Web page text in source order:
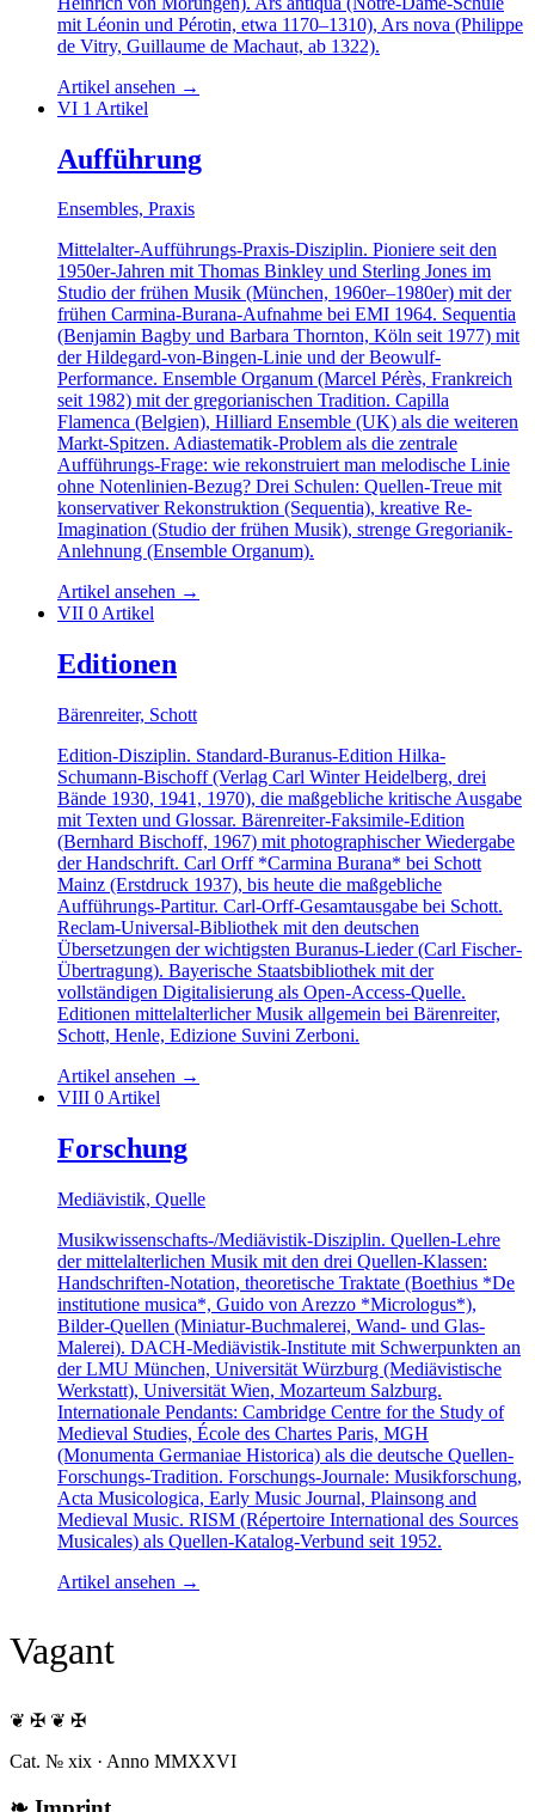
mit Léonin und Pérotin, etwa 1170–1310), Ars nova (Philippe
de Vitry, Guillaume de Machaut, ab 1322).
Artikel ansehen →
VI 1 Artikel
Aufführung
Ensembles, Praxis
Mittelalter-Aufführungs-Praxis-Disziplin. Pioniere seit den
1950er-Jahren mit Thomas Binkley und Sterling Jones im
Studio der frühen Musik (München, 1960er–1980er) mit der
frühen Carmina-Burana-Aufnahme bei EMI 1964. Sequentia
(Benjamin Bagby und Barbara Thornton, Köln seit 1977) mit
der Hildegard-von-Bingen-Linie und der Beowulf-
Performance. Ensemble Organum (Marcel Pérès, Frankreich
seit 1982) mit der gregorianischen Tradition. Capilla
Flamenca (Belgien), Hilliard Ensemble (UK) als die weiteren
Markt-Spitzen. Adiastematik-Problem als die zentrale
Aufführungs-Frage: wie rekonstruiert man melodische Linie
ohne Notenlinien-Bezug? Drei Schulen: Quellen-Treue mit
konservativer Rekonstruktion (Sequentia), kreative Re-
Imagination (Studio der frühen Musik), strenge Gregorianik-
Anlehnung (Ensemble Organum).
Artikel ansehen →
VII 0 Artikel
Editionen
Bärenreiter, Schott
Edition-Disziplin. Standard-Buranus-Edition Hilka-
Schumann-Bischoff (Verlag Carl Winter Heidelberg, drei
Bände 1930, 1941, 1970), die maßgebliche kritische Ausgabe
mit Texten und Glossar. Bärenreiter-Faksimile-Edition
(Bernhard Bischoff, 1967) mit photographischer Wiedergabe
der Handschrift. Carl Orff *Carmina Burana* bei Schott
Mainz (Erstdruck 1937), bis heute die maßgebliche
Aufführungs-Partitur. Carl-Orff-Gesamtausgabe bei Schott.
Reclam-Universal-Bibliothek mit den deutschen
Übersetzungen der wichtigsten Buranus-Lieder (Carl Fischer-
Übertragung). Bayerische Staatsbibliothek mit der
vollständigen Digitalisierung als Open-Access-Quelle.
Editionen mittelalterlicher Musik allgemein bei Bärenreiter,
Schott, Henle, Edizione Suvini Zerboni.
Artikel ansehen →
VIII 0 Artikel
Forschung
Mediävistik, Quelle
Musikwissenschafts-/Mediävistik-Disziplin. Quellen-Lehre
der mittelalterlichen Musik mit den drei Quellen-Klassen:
Handschriften-Notation, theoretische Traktate (Boethius *De
institutione musica*, Guido von Arezzo *Micrologus*),
Bilder-Quellen (Miniatur-Buchmalerei, Wand- und Glas-
Malerei). DACH-Mediävistik-Institute mit Schwerpunkten an
der LMU München, Universität Würzburg (Mediävistische
Werkstatt), Universität Wien, Mozarteum Salzburg.
Internationale Pendants: Cambridge Centre for the Study of
Medieval Studies, École des Chartes Paris, MGH
(Monumenta Germaniae Historica) als die deutsche Quellen-
Forschungs-Tradition. Forschungs-Journale: Musikforschung,
Acta Musicologica, Early Music Journal, Plainsong and
Medieval Music. RISM (Répertoire International des Sources
Musicales) als Quellen-Katalog-Verbund seit 1952.
Artikel ansehen →
Vagant
❦ ✠ ❦ ✠
Cat. № xix · Anno MMXXVI